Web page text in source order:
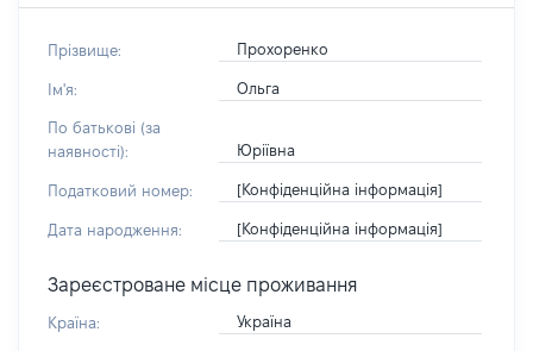
Прізвище: Прохоренко
Ім'я: Ольга
По батькові (за
наявності):
Юріївна
Податковий номер: [Конфіденційна інформація]
Дата народження: [Конфіденційна інформація]
Зареєстроване місце проживання
Країна: Україна